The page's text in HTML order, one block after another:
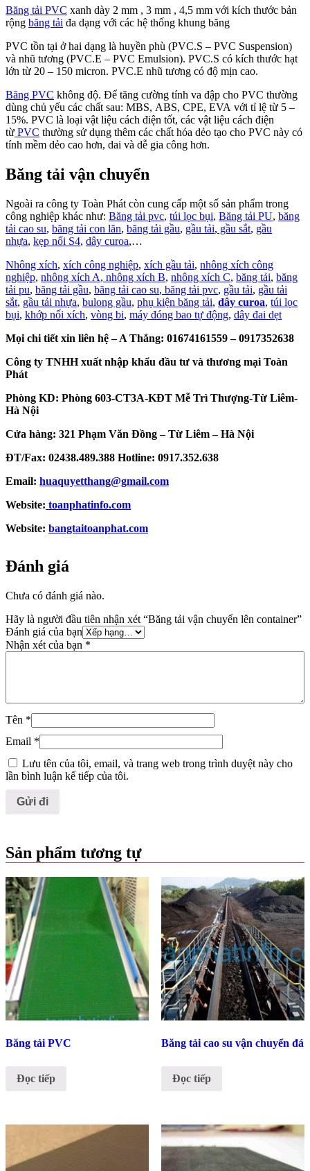
Băng tải PVC xanh dày 2 mm , 3 mm , 4,5 mm với kích thước bản
rộng băng tải đa dạng với các hệ thống khung băng
PVC tồn tại ở hai dạng là huyền phù (PVC.S – PVC Suspension)
và nhũ tương (PVC.E – PVC Emulsion). PVC.S có kích thước hạt
lớn từ 20 – 150 micron. PVC.E nhũ tương có độ mịn cao.
Băng PVC không độ. Để tăng cường tính va đập cho PVC thường
dùng chủ yếu các chất sau: MBS, ABS, CPE, EVA với tỉ lệ từ 5 –
15%. PVC là loại vật liệu cách điện tốt, các vật liệu cách điện
từ PVC thường sử dụng thêm các chất hóa dẻo tạo cho PVC này có
tính mềm dẻo cao hơn, dai và dễ gia công hơn.
Băng tải vận chuyển
Ngoài ra công ty Toàn Phát còn cung cấp một số sản phẩm trong
công nghiệp khác như: Băng tải pvc, túi lọc bụi, Băng tải PU, băng
tải cao su, băng tải con lăn, băng tải gầu, gầu tải, gầu sắt, gầu
nhựa, kẹp nối S4, dây curoa,…
Nhông xích, xích công nghiệp, xích gầu tải, nhông xích công
nghiệp, nhông xích A, nhông xích B, nhông xích C, băng tải, băng
tải pu, băng tải gầu, băng tải cao su, băng tải pvc, gầu tải, gầu tải
sắt, gầu tải nhựa, bulong gầu, phụ kiện băng tải, dây curoa, túi lọc
bụi, khớp nối xích, vòng bi, máy đóng bao tự động, dây đai dẹt
Mọi chi tiết xin liên hệ – A Thắng: 01674161559 – 0917352638
Công ty TNHH xuất nhập khẩu đầu tư và thương mại Toàn
Phát
Phòng KD: Phòng 603-CT3A-KĐT Mễ Trì Thượng-Từ Liêm-
Hà Nội
Cửa hàng: 321 Phạm Văn Đồng – Từ Liêm – Hà Nội
ĐT/Fax: 02438.489.388 Hotline: 0917.352.638
Email: huaquyetthang@gmail.com
Website: toanphatinfo.com
Website: bangtaitoanphat.com
Đánh giá
Chưa có đánh giá nào.
Hãy là người đầu tiên nhận xét “Băng tải vận chuyển lên container”
Đánh giá của bạn
Nhận xét của bạn *
Tên *
Email *
Lưu tên của tôi, email, và trang web trong trình duyệt này cho
lần bình luận kế tiếp của tôi.
Sản phẩm tương tự
Băng tải PVC
Đọc tiếp
Băng tải cao su vận chuyển đá
Đọc tiếp